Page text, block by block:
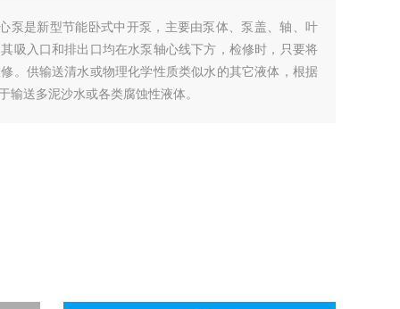
泵是新型节能卧式中开泵，主要由泵体、泵盖、轴、叶
吸入口和排出口均在水泵轴心线下方，检修时，只要将
。供输送清水或物理化学性质类似水的其它液体，根据
输送多泥沙水或各类腐蚀性液体。